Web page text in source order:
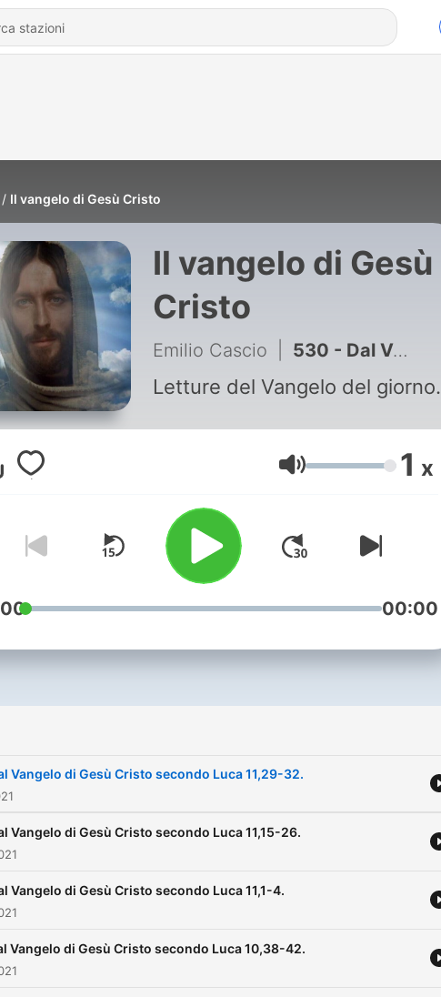
Il vangelo di Gesù Cristo
Il vangelo di Gesù
Cristo
Emilio Cascio 530 - Dal Vangelo di Gesù Cristo secondo Luca 11,29-32.
Letture del Vangelo del giorno.
Volume 1 x
00:00
Vangelo di Gesù Cristo secondo Luca 11,29-32.
Vangelo di Gesù Cristo secondo Luca 11,15-26.
Vangelo di Gesù Cristo secondo Luca 11,1-4.
Vangelo di Gesù Cristo secondo Luca 10,38-42.